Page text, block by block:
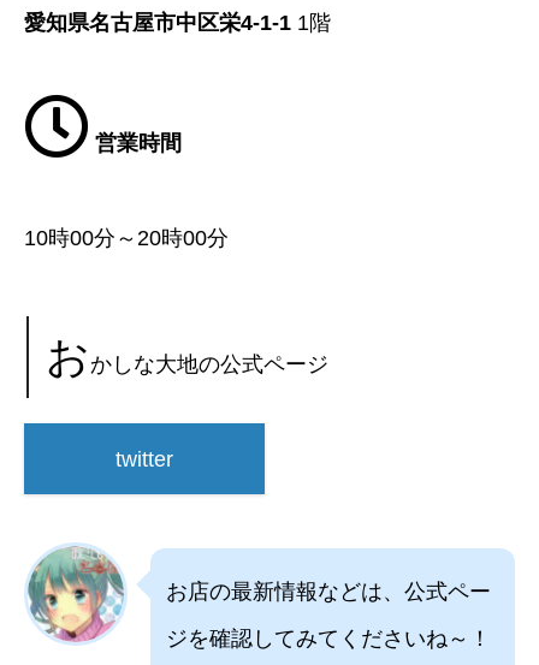
愛知県名古屋市中区栄4-1-1 1階
営業時間
10時00分～20時00分
おかしな大地の公式ページ
twitter
お店の最新情報などは、公式ペー
ジを確認してみてくださいね～！